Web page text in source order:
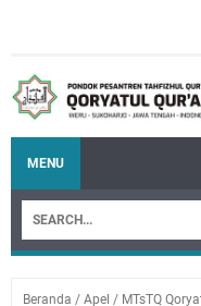
MENU
Beranda / Apel / MTsTQ